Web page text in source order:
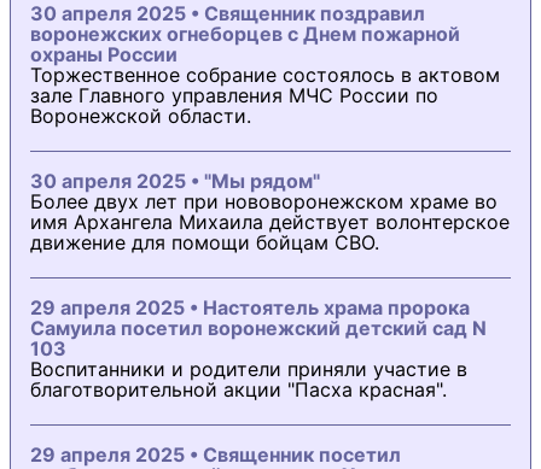
30 апреля 2025 • Священник поздравил
воронежских огнеборцев с Днем пожарной
охраны России
Торжественное собрание состоялось в актовом
зале Главного управления МЧС России по
Воронежской области.
30 апреля 2025 • "Мы рядом"
Более двух лет при нововоронежском храме во
имя Архангела Михаила действует волонтерское
движение для помощи бойцам СВО.
29 апреля 2025 • Настоятель храма пророка
Самуила посетил воронежский детский сад N
103
Воспитанники и родители приняли участие в
благотворительной акции "Пасха красная".
29 апреля 2025 • Священник посетил